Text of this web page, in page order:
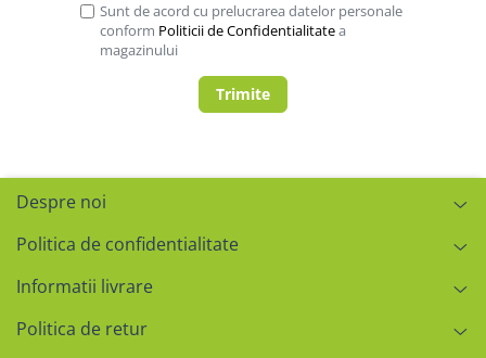
Sunt de acord cu prelucrarea datelor personale
conform Politicii de Confidentialitatea
magazinului
Trimite
Despre noi
Politica de confidentialitate
Informatii livrare
Politica de retur